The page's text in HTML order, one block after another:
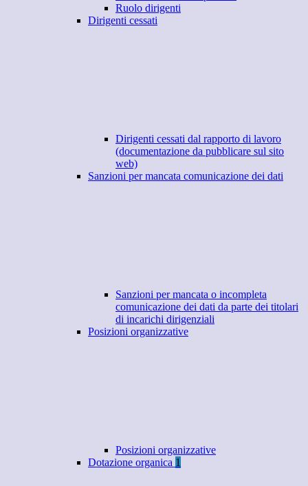
Ruolo dirigenti
Dirigenti cessati
Dirigenti cessati dal rapporto di lavoro
(documentazione da pubblicare sul sito
web)
Sanzioni per mancata comunicazione dei dati
Sanzioni per mancata o incompleta
comunicazione dei dati da parte dei titolari
di incarichi dirigenziali
Posizioni organizzative
Posizioni organizzative
Dotazione organica 1